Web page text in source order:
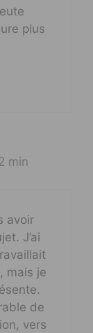
plus
min
avoir
J’ai
mais je
de
vers